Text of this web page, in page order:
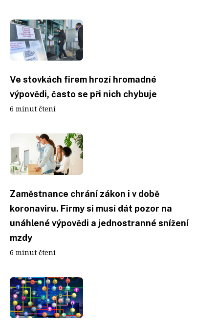
Ve stovkách firem hrozí hromadné
výpovědi, často se při nich chybuje
6 minut čtení
Zaměstnance chrání zákon i v době
koronaviru. Firmy si musí dát pozor na
unáhlené výpovědi a jednostranné snížení
mzdy
6 minut čtení